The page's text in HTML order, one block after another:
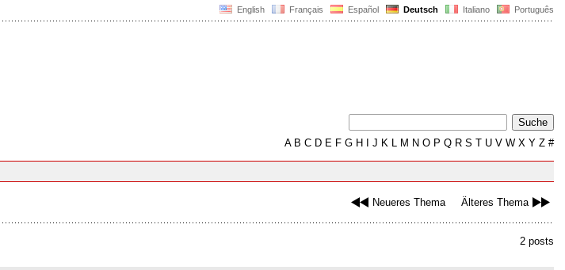
English Français Español Deutsch Italiano Português
AB C D E F G H J K L M N O P Q R S T U V W X Y Z #
Neueres Thema Älteres Thema
2 posts